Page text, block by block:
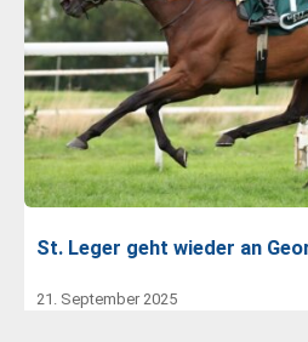
St. Leger geht wieder an
21. September 2025